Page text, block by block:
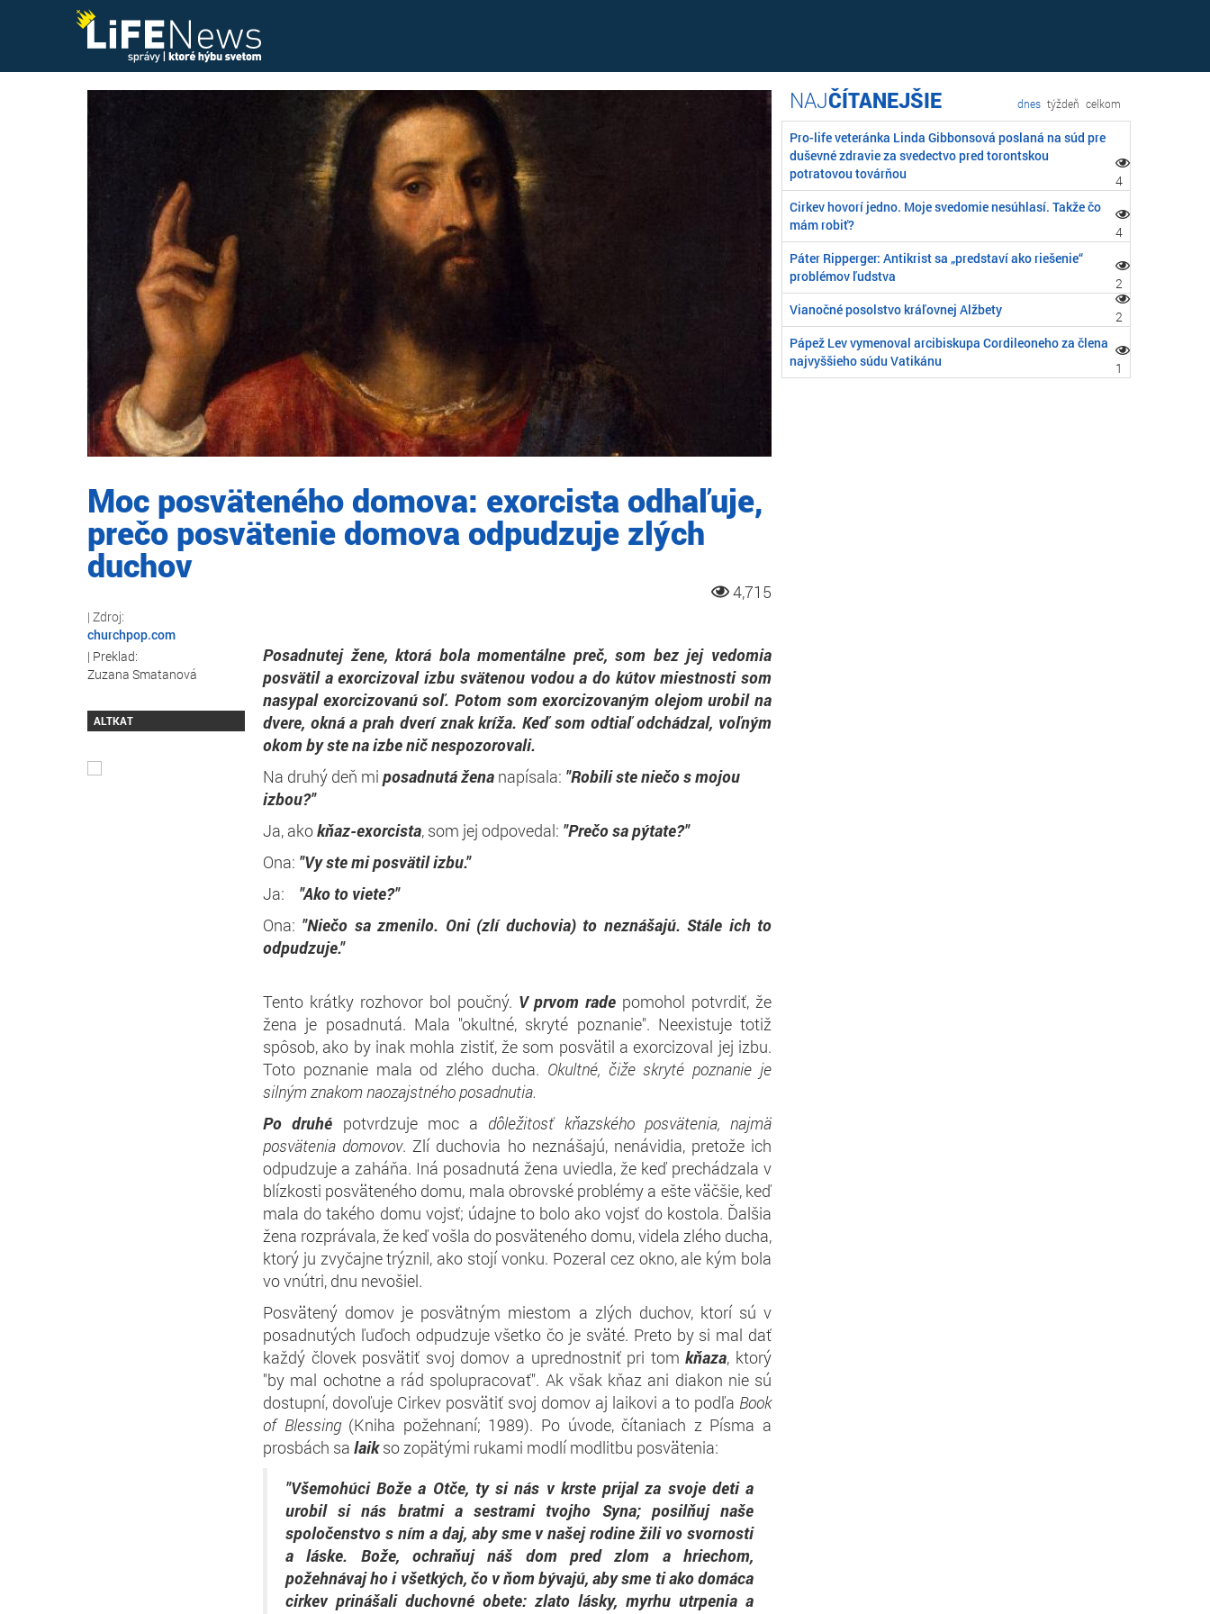
Moc posväteného domova: exorcista odhaľuje,
prečo posvätenie domova odpudzuje zlých
duchov
4,715
churchpop.com
Zuzana Smatanová
ALTKAT
Posadnutej žene, ktorá bola momentálne preč, som bez jej vedomia
posvätil a exorcizoval izbu svätenou vodou a do kútov miestnosti som
nasypal exorcizovanú soľ. Potom som exorcizovaným olejom urobil na
dvere, okná a prah dverí znak kríža. Keď som odtiaľ odchádzal, voľným
okom by ste na izbe nič nespozorovali.
Na druhý deň mi posadnutá žena napísala: "Robili ste niečo s mojou
izbou?"
Ja, akokňaz-exorcista, som jej odpovedal: "Prečo sa pýtate?"
Ona: "Vy ste mi posvätil izbu."
Ja: "Ako to viete?"
Ona: "Niečo sa zmenilo. Oni (zlí duchovia) to neznášajú. Stále ich to
odpudzuje."
Tento krátky rozhovor bol poučný. V prvom rade pomohol potvrdiť, že
žena je posadnutá. Mala "okultné, skryté poznanie". Neexistuje totiž
spôsob, ako by inak mohla zistiť, že som posvätil a exorcizoval jej izbu.
Toto poznanie mala od zlého ducha. Okultné, čiže skryté poznanie je
silným znakom naozajstného posadnutia.
Po druhé potvrdzuje moc a dôležitosť kňazského posvätenia, najmä
posvätenia domovov. Zlí duchovia ho neznášajú, nenávidia, pretože ich
odpudzuje a zaháňa. Iná posadnutá žena uviedla, že keď prechádzala v
blízkosti posväteného domu, mala obrovské problémy a ešte väčšie, keď
mala do takého domu vojsť; údajne to bolo ako vojsť do kostola. Ďalšia
žena rozprávala, že keď vošla do posväteného domu, videla zlého ducha,
ktorý ju zvyčajne trýznil, ako stojí vonku. Pozeral cez okno, ale kým bola
vo vnútri, dnu nevošiel.
Posvätený domov je posvätným miestom a zlých duchov, ktorí sú v
posadnutých ľuďoch odpudzuje všetko čo je sväté. Preto by si mal dať
každý človek posvätiť svoj domov a uprednostniť pri tomkňaza, ktorý
"by mal ochotne a rád spolupracovať". Ak však kňaz ani diakon nie sú
dostupní, dovoľuje Cirkev posvätiť svoj domov aj laikovi a to podľa Book
of Blessing(Kniha požehnaní; 1989). Po úvode, čítaniach z Písma a
prosbách sa laikso zopätými rukami modlí modlitbu posvätenia:
"Všemohúci Bože a Otče, ty si nás v krste prijal za svoje deti a
urobil si nás bratmi a sestrami tvojho Syna; posilňuj naše
spoločenstvo s ním a daj, aby sme v našej rodine žili vo svornosti
a láske. Bože, ochraňuj náš dom pred zlom a hriechom,
požehnávaj ho i všetkých, čo v ňom bývajú, aby sme ti ako domáca
cirkev prinášali duchovné obete: zlato lásky, myrhu utrpenia a
ČÍTANEJŠIE dnes týždeň celkom
Pro-life veteránka Linda Gibbonsová poslaná na súd pre
duševné zdravie za svedectvo pred torontskou
potratovou továrňou
4
Cirkev hovorí jedno. Moje svedomie nesúhlasí. Takže čo
mám robiť?
4
Páter Ripperger: Antikrist sa „predstaví ako riešenie“
problémov ľudstva
2
Vianočné posolstvo kráľovnej Alžbety
2
Pápež Lev vymenoval arcibiskupa Cordileoneho za člena
najvyššieho súdu Vatikánu
1